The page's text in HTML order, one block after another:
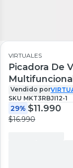
VIRTUALES
Picadora De
Vendido por
SKU MKT3RBJI12-1
29% $11.990
$16.990